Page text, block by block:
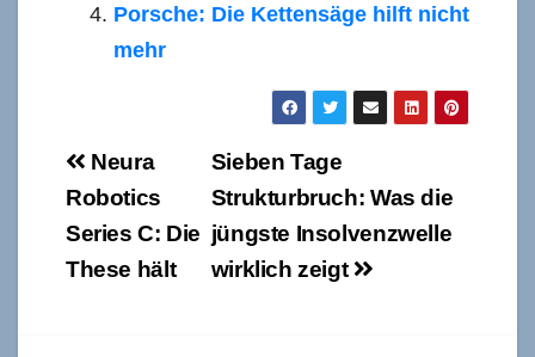
Porsche: Die Kettensäge hilft nicht
mehr
Beitragsnavigation
Sieben Tage
Strukturbruch: Was die
jüngste Insolvenzwelle
wirklich zeigt
Neura
Robotics
Series C: Die
These hält